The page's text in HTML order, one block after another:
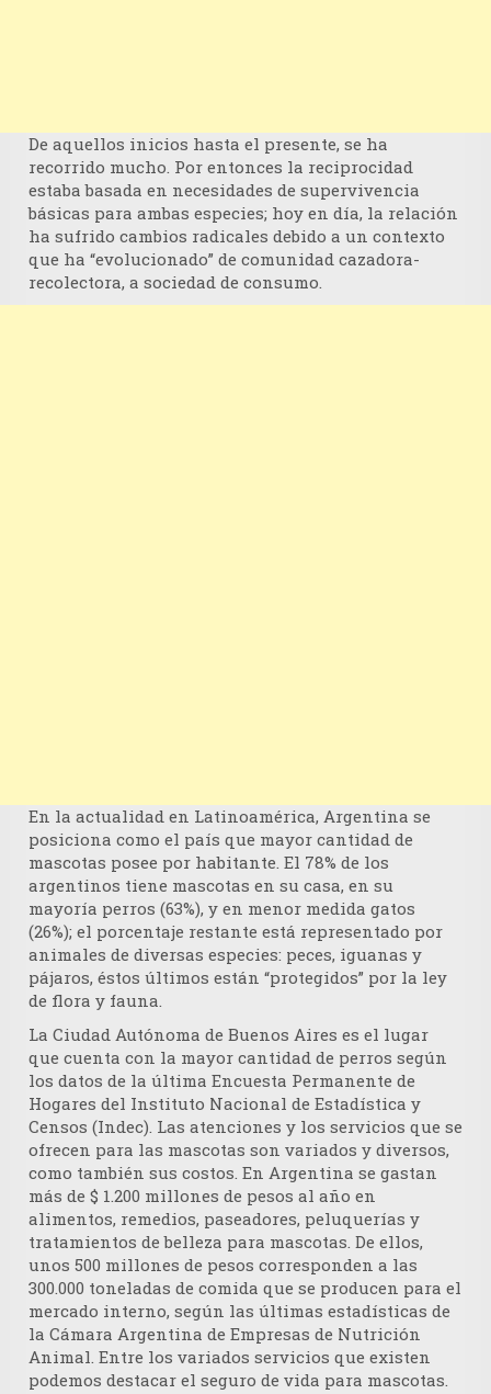
De aquellos inicios hasta el presente, se ha
recorrido mucho. Por entonces la reciprocidad
estaba basada en necesidades de supervivencia
básicas para ambas especies; hoy en día, la relación
ha sufrido cambios radicales debido a un contexto
que ha “evolucionado” de comunidad cazadora-
recolectora, a sociedad de consumo.
En la actualidad en Latinoamérica, Argentina se
posiciona como el país que mayor cantidad de
mascotas posee por habitante. El 78% de los
argentinos tiene mascotas en su casa, en su
mayoría perros (63%), y en menor medida gatos
(26%); el porcentaje restante está representado por
animales de diversas especies: peces, iguanas y
pájaros, éstos últimos están “protegidos” por la ley
de flora y fauna.
La Ciudad Autónoma de Buenos Aires es el lugar
que cuenta con la mayor cantidad de perros según
los datos de la última Encuesta Permanente de
Hogares del Instituto Nacional de Estadística y
Censos (Indec). Las atenciones y los servicios que se
ofrecen para las mascotas son variados y diversos,
como también sus costos. En Argentina se gastan
más de $ 1.200 millones de pesos al año en
alimentos, remedios, paseadores, peluquerías y
tratamientos de belleza para mascotas. De ellos,
unos 500 millones de pesos corresponden a las
300.000 toneladas de comida que se producen para el
mercado interno, según las últimas estadísticas de
la Cámara Argentina de Empresas de Nutrición
Animal. Entre los variados servicios que existen
podemos destacar el seguro de vida para mascotas.